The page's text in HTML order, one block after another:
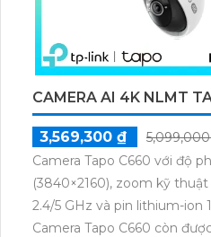
CAMERA AI 4K NLMT
3,569,300 ₫
Camera Tapo C660 với độ
(3840×2160), zoom kỹ
2.4/5 GHz và pin lithium-ion
Camera Tapo C660 còn